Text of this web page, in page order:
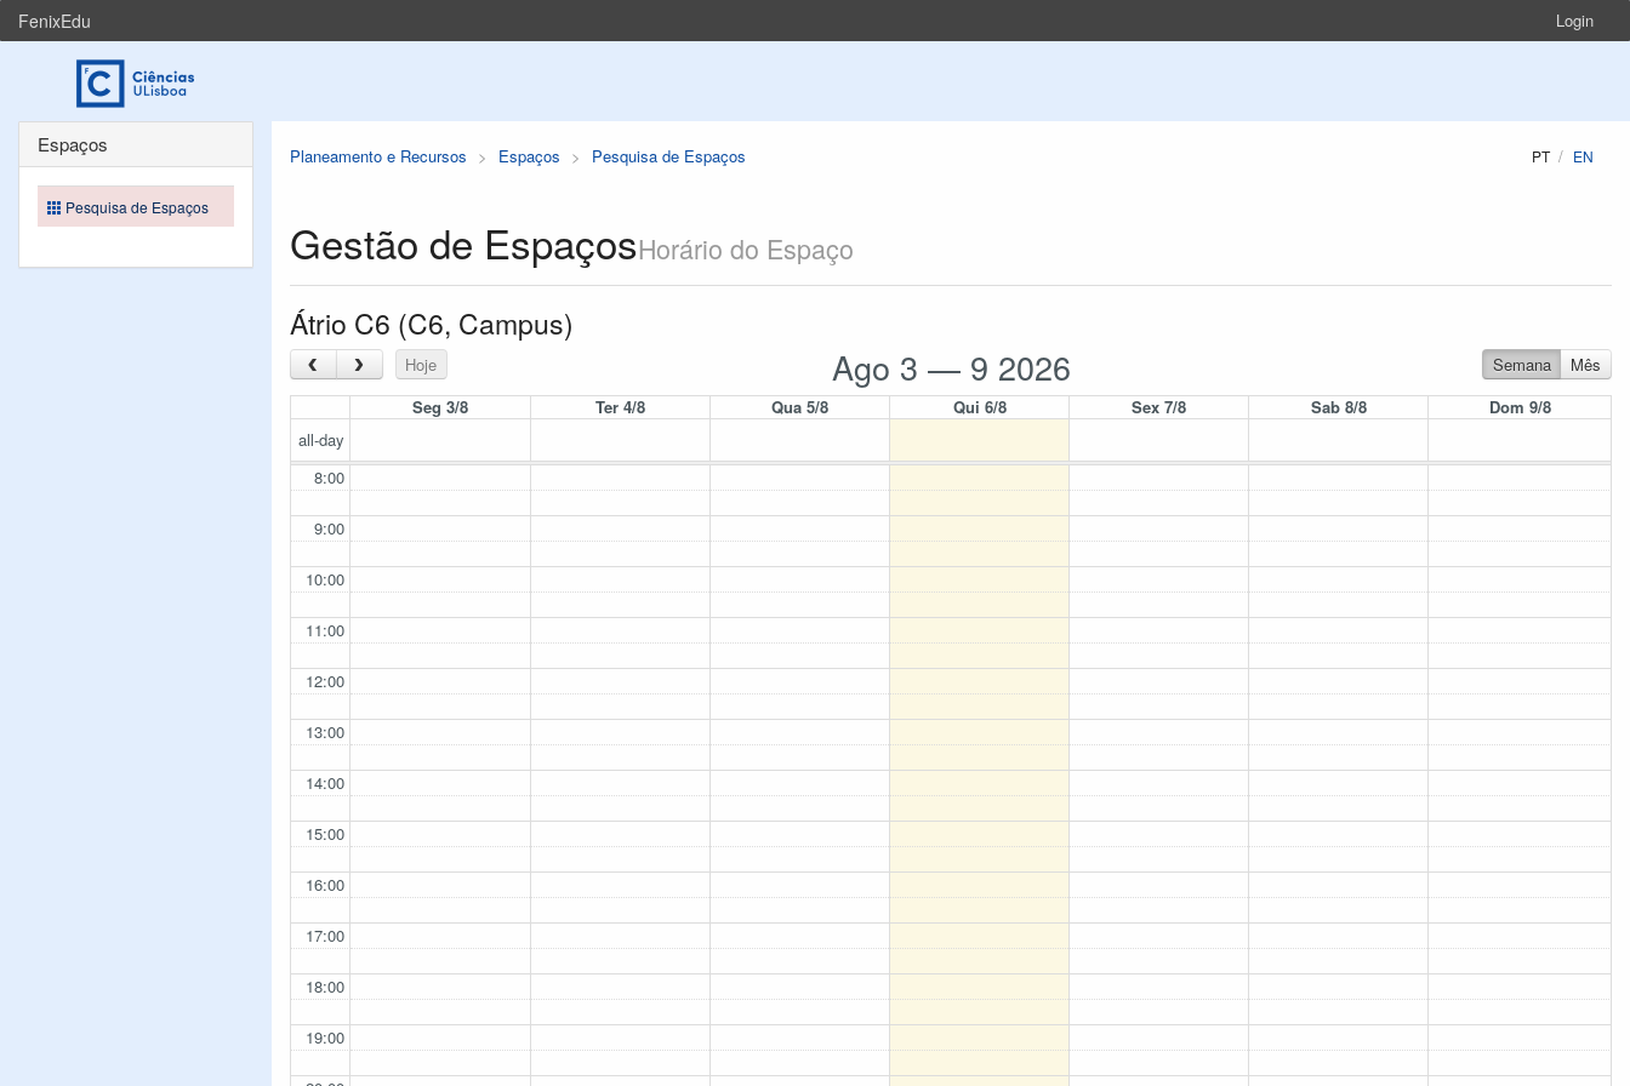
FenixEdu Login
Planeamento e Recursos Espaços Pesquisa de Espaços PT EN
Gestão de EspaçosHorário do Espaço
Átrio C6 (C6, Campus)
‹ › Hoje Ago 3 — 9 2026 Semana
Mês
Seg 3/8
Ter 4/8 Qua 5/8 Qui 6/8 Sex 7/8 Sab 8/8
Dom 9/8
all-day
8:00
9:00
10:00
11:00
12:00
13:00
14:00
15:00
16:00
17:00
18:00
19:00
Espaços
Pesquisa de Espaços